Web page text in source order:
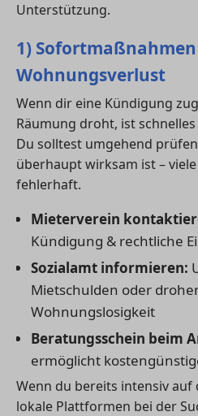
Unterstützung.
1)
Wohnungsverlust
Wenn dir eine Kündigung
Räumung droht, ist
Du solltest umgehend
überhaupt wirksam ist –
fehlerhaft.
Mieterverein
Kündigung & rechtliche
Sozialamt informieren:
Mietschulden oder
Wohnungslosigkeit
Beratungsschein beim
ermöglicht
Wenn du bereits intensiv auf
lokale Plattformen bei der